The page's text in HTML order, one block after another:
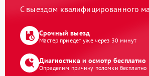
С выездом квалифицированного
Срочный выезд
Мастер приедет уже через 30 минут
Диагностика и осмотр бесплатно
Определим причину поломки бесплатно